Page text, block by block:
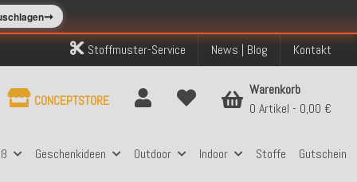
➞
Stoffmuster-Service News | Blog Kontakt
Geschenkideen Outdoor Indoor Stoffe Gutschein
CONCEPTSTORE
Warenkorb
0 Artikel
0,00 €